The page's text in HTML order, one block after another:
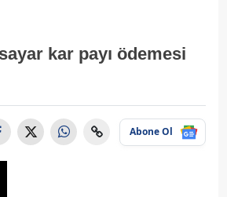
kar payı ödemesi
Abone Ol